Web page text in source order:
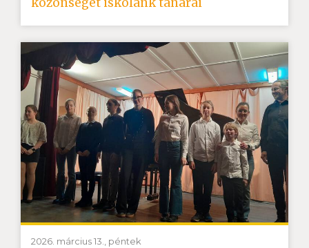
2026. március 13., péntek